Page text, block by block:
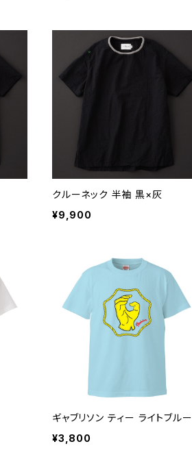
クルーネック 半袖 黒×灰
¥9,900
ギャブリソン ティー ライトブルー
¥3,800